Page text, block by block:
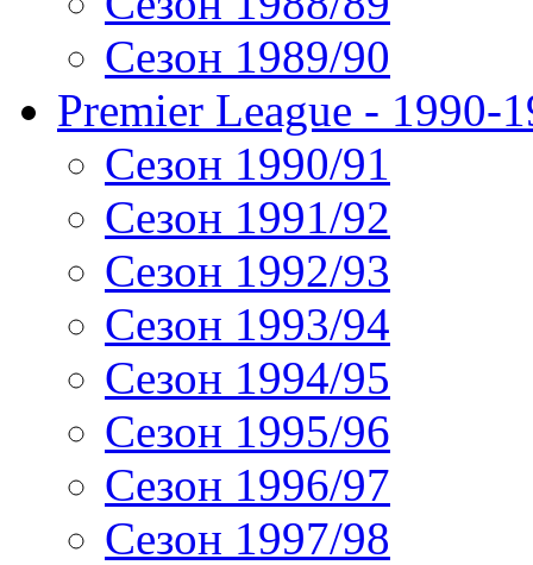
Сезон 1989/90
Premier League - 1990-
Сезон 1990/91
Сезон 1991/92
Сезон 1992/93
Сезон 1993/94
Сезон 1994/95
Сезон 1995/96
Сезон 1996/97
Сезон 1997/98